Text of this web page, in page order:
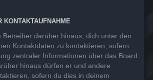
KONTAKTAUFNAHME
Betreiber darüber hinaus, dich unter den
Kontaktdaten zu kontaktieren, sofern
zentraler Informationen über das Board
hinaus dürfen er und andere
sofern du dies in deinem